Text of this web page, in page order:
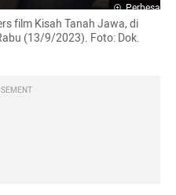
Perbesar
film Kisah Tanah Jawa, di
(13/9/2023). Foto: Dok.